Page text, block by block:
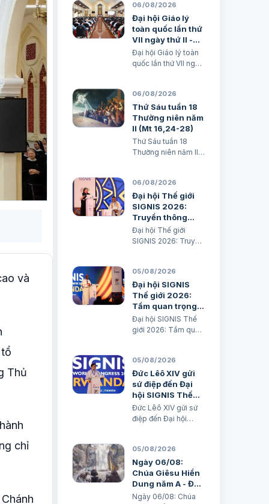
và
Thủ
chỉ
văn hoá kỹ thuật số
avatar Lm. Micae
Nguyễn Khắc Minh
06/08/2026
Đại hội Giáo lý
toàn quốc lần thứ
VII ngày thứ II -
Huấn giáo và khai
tâm nhiệm hiệp
Đại hội Giáo lý toàn
quốc lần thứ VII ngày
Lm. Micae Nguyễn
Khắc Minh
06/08/2026
Thứ Sáu tuần 18
Thường niên năm
II (Mt 16,24-28)
Thứ Sáu tuần 18
Thường niên năm II
& các tác giả Ngày
07/08/2026 “Người
ta sẽ lấy gì mà đổi
được sự sống mình”.
BÀI ĐỌC I (năm II): Nk
1, 15; 2, 2; 3, 1-3. 6-7
06/08/2026
Đại hội Thế giới
SIGNIS 2026:
Truyền thông
phục vụ hòa bình
Đại hội Thế giới
SIGNIS 2026: Truyền
dịch
05/08/2026
Đại hội SIGNIS
Thế giới 2026:
Tầm quan trọng
của Truyền thông
đối với Truyền
Đại hội SIGNIS Thế
giới 2026: Tầm quan
giáo Xuân Đại biên
dịch
05/08/2026
Đức Lêô XIV gửi
sứ điệp đến Đại
hội SIGNIS Thế
giới tại Rwanda
Đức Lêô XIV gửi sứ
điệp đến Đại hội
biên dịch Ngày
05/08/2026 Nguồn:
Vatican News Xuân
Đại biên dịch
TGPSG/Vatican
05/08/2026
Ngày 06/08:
Chúa Giêsu Hiển
Dung năm A - Đến
với Chúa (Mt 17,1-
Ngày 06/08: Chúa